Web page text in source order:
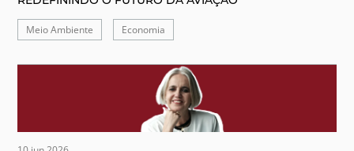
Meio Ambiente Economia